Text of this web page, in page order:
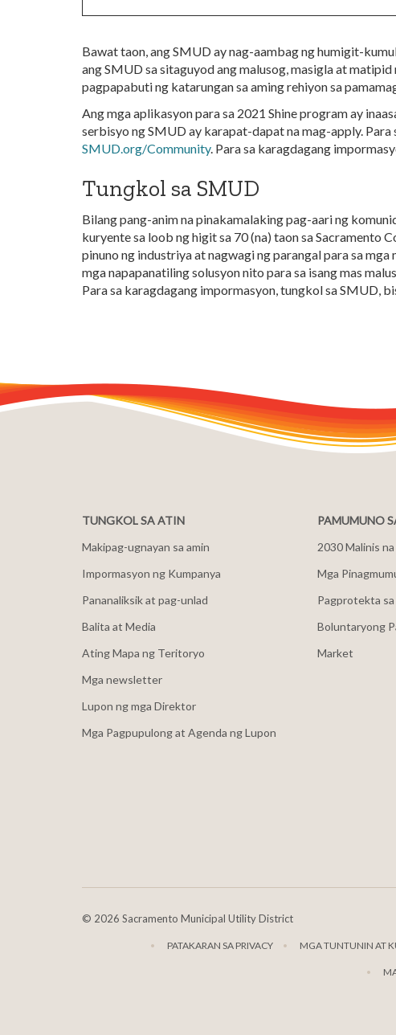
Bawat taon, ang SMUD ay nag-aambag ng humigit-
ang SMUD sa sitaguyod ang malusog, masigla at
pagpapabuti ng katarungan sa aming rehiyon sa
Ang mga aplikasyon para sa 2021 Shine program ay
serbisyo ng SMUD ay karapat-dapat na mag-apply.
SMUD.org/Community. Para sa karagdagang
Tungkol sa SMUD
Bilang pang-anim na pinakamalaking pag-aari ng
kuryente sa loob ng higit sa 70 (na) taon sa Sacramento
pinuno ng industriya at nagwagi ng parangal para sa
mga napapanatiling solusyon nito para sa isang mas
Para sa karagdagang impormasyon, tungkol sa SMUD,
TUNGKOL SA ATIN
Makipag-ugnayan sa amin
Impormasyon ng Kumpanya
Pananaliksik at pag-unlad
Balita at Media
Ating Mapa ng Teritoryo
Mga newsletter
Lupon ng mga Direktor
Mga Pagpupulong at Agenda ng Lupon
PAMUMUNO
2030 Malinis
Mga
Pagprotekta
Boluntaryong
Market
© 2026 Sacramento Municipal Utility District
PATAKARAN SA PRIVACY MGA TUNTUNIN AT